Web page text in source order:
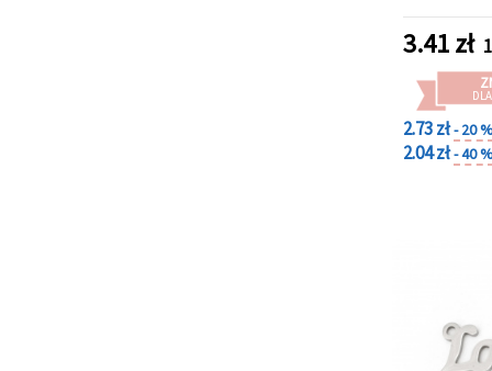
biżuterii,
3.41zł
2.73 zł- 20
2.04 zł- 40